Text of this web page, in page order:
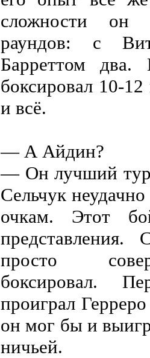
сложности он
раундов: с
Барреттом два.
боксировал 10-
и всё.
— А Айдин?
— Он лучший
Сельчук
очкам. Этот
просто
боксировал.
проиграл
он мог бы и
ничьей.